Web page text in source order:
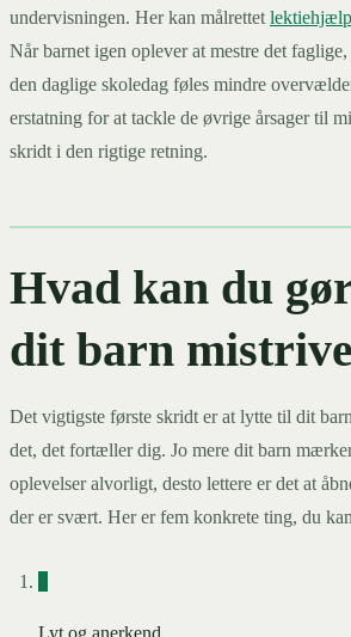
undervisningen. Her kan målrettet lektiehjælp
Når barnet igen oplever at mestre det
den daglige skoledag føles mindre
erstatning for at tackle de øvrige årsager til
skridt i den rigtige retning.
Hvad kan du
dit barn
Det vigtigste første skridt er at lytte til dit
det, det fortæller dig. Jo mere dit barn
oplevelser alvorligt, desto lettere er det at
der er svært. Her er fem konkrete ting, du
1